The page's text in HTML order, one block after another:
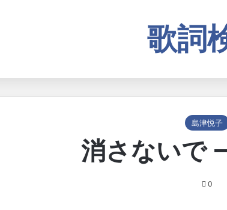
歌詞
島津悦子
消さないで
0